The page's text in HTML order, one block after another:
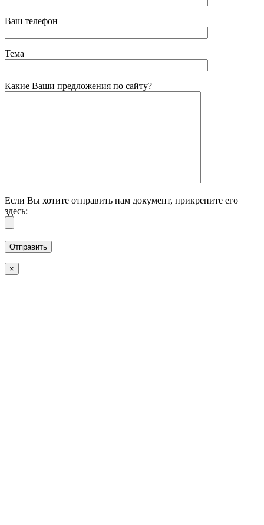
Ваш телефон
Тема
Какие Ваши предложения по сайту?
Если Вы хотите отправить нам документ, прикрепите его
здесь:
×